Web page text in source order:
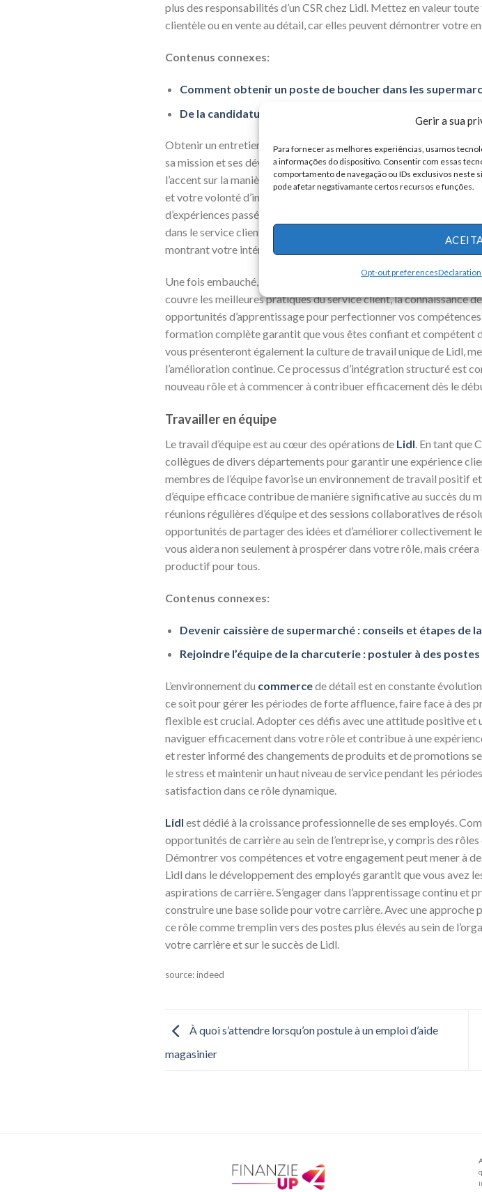
Gerir a sua
Para fornecer as melhores experiências, usamos
a informações do dispositivo. Consentir com essas
comportamento de navegação ou IDs exclusivos
pode afetar negativamante certos recursos e funções.
Opt-out preferences
plus des responsabilités d’un CSR chez Lidl. Mettez en valeur
clientèle ou en vente au détail, car elles peuvent démontrer votre
Contenus connexes:
Comment obtenir un poste de boucher dans les
De la candidature à l’embauche : devenir caissier de
Obtenir un entretien vous rapproche d’une place dans l’équipe
sa mission et ses développements récents. Entraînez-vous à
l’accent sur la manière dont vos expériences se rapprochent des
et votre volonté d’incarner ses valeurs laissera une impression
d’expériences passées où vous avez démontré vos compétences en
dans le service client. En outre, envisagez de poser des questions
montrant votre intérêt et votre attitude proactive.
Une fois embauché,
offre une formation approfondie pour
couvre les meilleures pratiques du service client, la connaissance
opportunités d’apprentissage pour perfectionner vos
formation complète garantit que vous êtes confiant et compétent
vous présenteront également la culture de travail unique de Lidl,
l’amélioration continue. Ce processus d’intégration structuré est
nouveau rôle et à commencer à contribuer efficacement dès le
Travailler en équipe
Le travail d’équipe est au cœur des opérations de Lidl. En tant que
collègues de divers départements pour garantir une expérience
membres de l’équipe favorise un environnement de travail positif
d’équipe efficace contribue de manière significative au succès du
réunions régulières d’équipe et des sessions collaboratives de
opportunités de partager des idées et d’améliorer collectivement
vous aidera non seulement à prospérer dans votre rôle, mais
productif pour tous.
Contenus connexes:
Devenir caissière de supermarché : conseils et étapes de
Rejoindre l’équipe de la charcuterie : postuler à des
L’environnement du commercede détail est en constante
ce soit pour gérer les périodes de forte affluence, faire face à des
flexible est crucial. Adopter ces défis avec une attitude positive et
naviguer efficacement dans votre rôle et contribue à une
et rester informé des changements de produits et de promotions
le stress et maintenir un haut niveau de service pendant les
satisfaction dans ce rôle dynamique.
Lidl est dédié à la croissance professionnelle de ses employés.
opportunités de carrière au sein de l’entreprise, y compris des
Démontrer vos compétences et votre engagement peut mener à
Lidl dans le développement des employés garantit que vous avez
aspirations de carrière. S’engager dans l’apprentissage continu
construire une base solide pour votre carrière. Avec une
ce rôle comme tremplin vers des postes plus élevés au sein de
votre carrière et sur le succès de Lidl.
source: indeed
À quoi s’attendre lorsqu’on postule à un emploi d’aide
magasinier